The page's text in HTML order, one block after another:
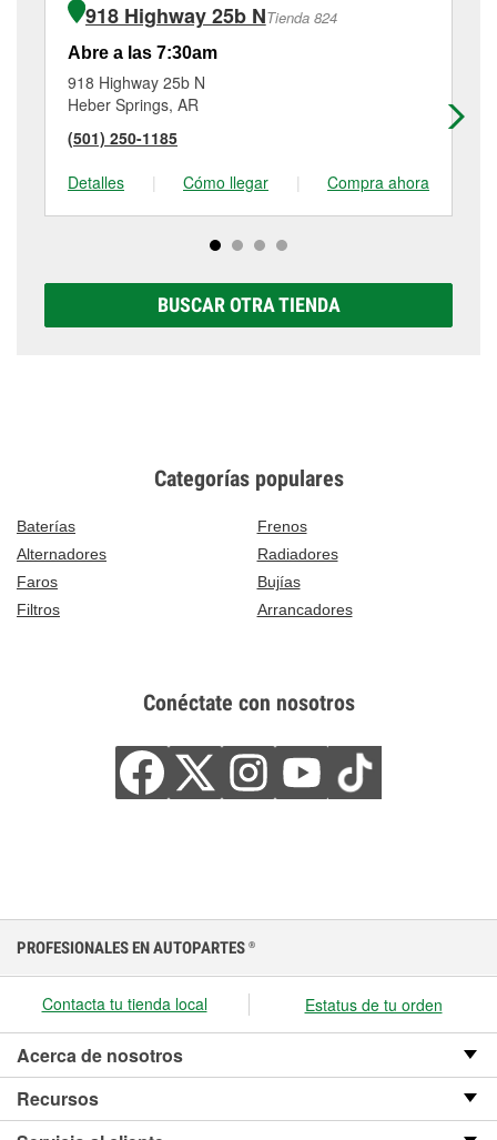
918 Highway 25b NTienda 824
Abre a las 7:30am
918 Highway 25b N
Heber Springs, AR
(501) 250-1185
Detalles
| Cómo llegar | Compra ahora
BUSCAR OTRA TIENDA
Categorías populares
Baterías
Frenos
Alternadores
Radiadores
Faros
Bujías
Filtros
Arrancadores
Conéctate con nosotros
PROFESIONALES EN AUTOPARTES ®
Contacta tu tienda local Estatus de tu orden
Acerca de nosotros
Recursos